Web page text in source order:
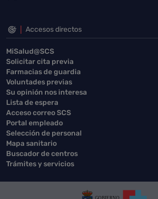
Accesos directos
MiSalud@SCS
Solicitar cita previa
Farmacias de guardia
Voluntades previas
Su opinión nos interesa
Lista de espera
Acceso correo SCS
Portal empleado
Selección de personal
Mapa sanitario
Buscador de centros
Trámites y servicios